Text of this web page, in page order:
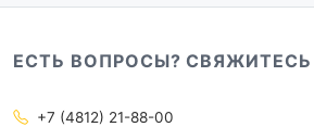
ЕСТЬ ВОПРОСЫ?
+7 (4812) 21-88-00